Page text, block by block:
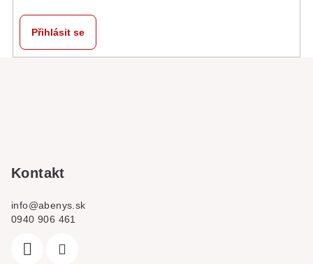
Přihlásit se
Kontakt
info@abenys.sk
0940 906 461